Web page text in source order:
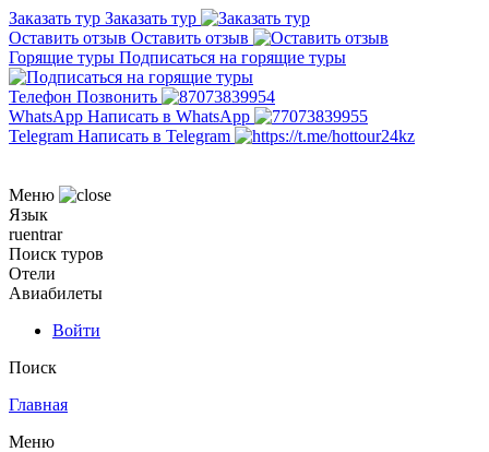
Заказать тур Заказать тур
Оставить отзыв Оставить отзыв
Горящие туры Подписаться на горящие туры
Телефон Позвонить
WhatsApp Написать в WhatsApp
Telegram Написать в Telegram
Меню
Язык
ruentrar
Поиск туров
Отели
Авиабилеты
Войти
Поиск
Главная
Меню